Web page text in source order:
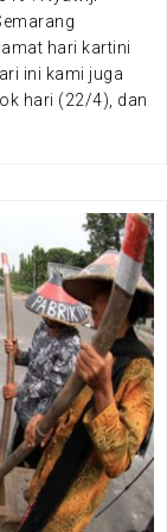
hari kartini
ini kami juga
hari (22/4), dan